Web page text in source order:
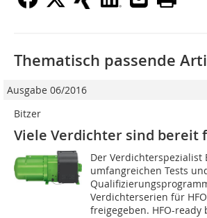
Thematisch passende
Ausgabe 06/2016
Bitzer
Viele Verdichter sind bereit
Der Verdichterspezialist
umfangreichen Tests
Verdichterserien für
freigegeben. HFO-